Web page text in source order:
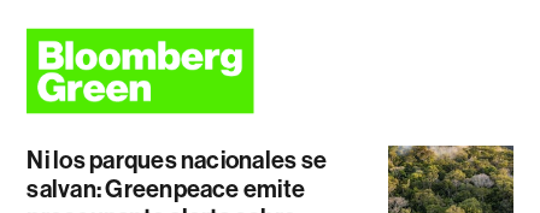
Ni los parques nacionales se
salvan: Greenpeace emite